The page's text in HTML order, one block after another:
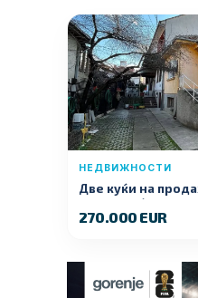
НЕДВИЖНОСТИ
Две куќи на
Ноември
270.000 EUR